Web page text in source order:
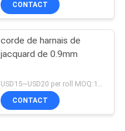
CONTACT
corde de harnais de
jacquard de 0.9mm
CONTACT